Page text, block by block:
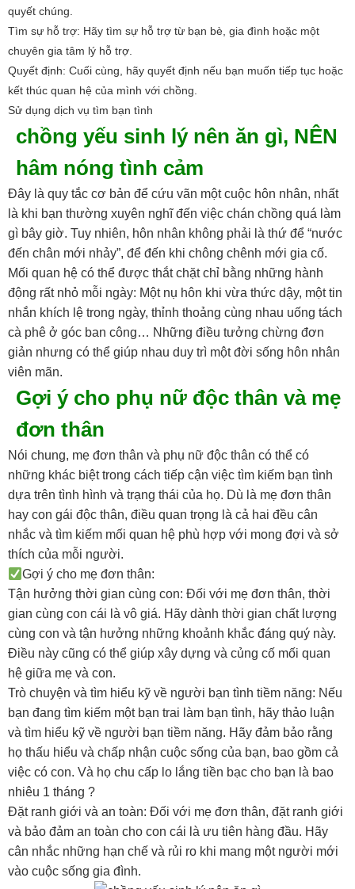
quyết chúng.
Tìm sự hỗ trợ: Hãy tìm sự hỗ trợ từ bạn bè, gia đình hoặc một
chuyên gia tâm lý hỗ trợ.
Quyết định: Cuối cùng, hãy quyết định nếu bạn muốn tiếp tục hoặc
kết thúc quan hệ của mình với chồng.
Sử dụng dịch vụ tìm bạn tình
chồng yếu sinh lý nên ăn gì, NÊN
hâm nóng tình cảm
Đây là quy tắc cơ bản để cứu vãn một cuộc hôn nhân, nhất
là khi bạn thường xuyên nghĩ đến việc chán chồng quá làm
gì bây giờ. Tuy nhiên, hôn nhân không phải là thứ để “nước
đến chân mới nhảy”, để đến khi chông chênh mới gia cố.
Mối quan hệ có thể được thắt chặt chỉ bằng những hành
động rất nhỏ mỗi ngày: Một nụ hôn khi vừa thức dậy, một tin
nhắn khích lệ trong ngày, thỉnh thoảng cùng nhau uống tách
cà phê ở góc ban công… Những điều tưởng chừng đơn
giản nhưng có thể giúp nhau duy trì một đời sống hôn nhân
viên mãn.
Gợi ý cho phụ nữ độc thân và mẹ
đơn thân
Nói chung, mẹ đơn thân và phụ nữ độc thân có thể có
những khác biệt trong cách tiếp cận việc tìm kiếm bạn tình
dựa trên tình hình và trạng thái của họ. Dù là mẹ đơn thân
hay con gái độc thân, điều quan trọng là cả hai đều cân
nhắc và tìm kiếm mối quan hệ phù hợp với mong đợi và sở
thích của mỗi người.
Gợi ý cho mẹ đơn thân:
Tận hưởng thời gian cùng con: Đối với mẹ đơn thân, thời
gian cùng con cái là vô giá. Hãy dành thời gian chất lượng
cùng con và tận hưởng những khoảnh khắc đáng quý này.
Điều này cũng có thể giúp xây dựng và củng cố mối quan
hệ giữa mẹ và con.
Trò chuyện và tìm hiểu kỹ về người bạn tình tiềm năng: Nếu
bạn đang tìm kiếm một bạn trai làm bạn tình, hãy thảo luận
và tìm hiểu kỹ về người bạn tiềm năng. Hãy đảm bảo rằng
họ thấu hiểu và chấp nhận cuộc sống của bạn, bao gồm cả
việc có con. Và họ chu cấp lo lắng tiền bạc cho bạn là bao
nhiêu 1 tháng ?
Đặt ranh giới và an toàn: Đối với mẹ đơn thân, đặt ranh giới
và bảo đảm an toàn cho con cái là ưu tiên hàng đầu. Hãy
cân nhắc những hạn chế và rủi ro khi mang một người mới
vào cuộc sống gia đình.